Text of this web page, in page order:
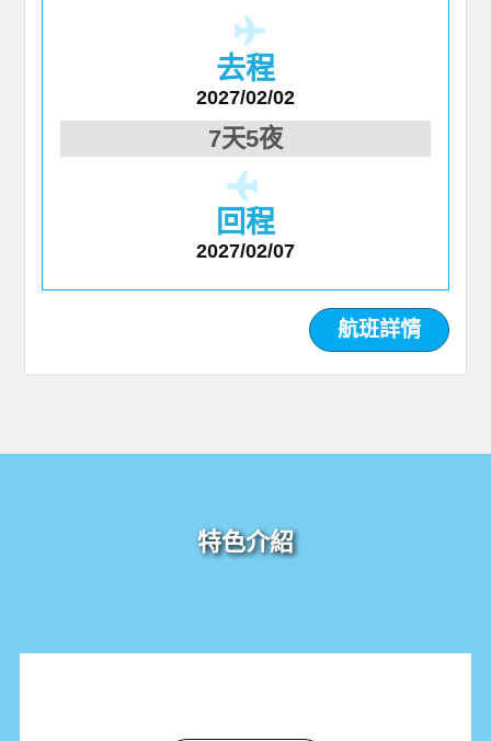
去程
2027/02/02
7天5夜
回程
2027/02/07
航班詳情
特色介紹